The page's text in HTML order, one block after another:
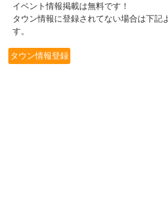
イベント情報掲載は無料です！
タウン情報に登録されてない場合は下記
す。
タウン情報登録